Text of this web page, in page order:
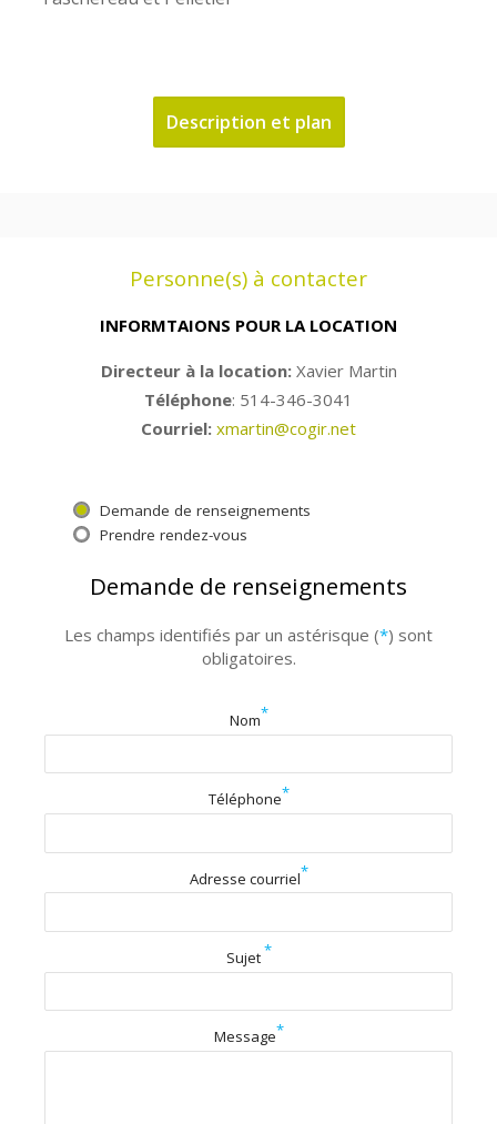
Description et plan
Personne(s) à contacter
INFORMTAIONS POUR LA LOCATION
Directeur à la location:Xavier Martin
Téléphone: 514-346-3041
Courriel: xmartin@cogir.net
Demande de renseignements
Prendre rendez-vous
Demande de renseignements
Les champs identifiés par un astérisque (*) sont
obligatoires.
Nom*
Téléphone*
Adresse courriel*
Sujet*
Message*